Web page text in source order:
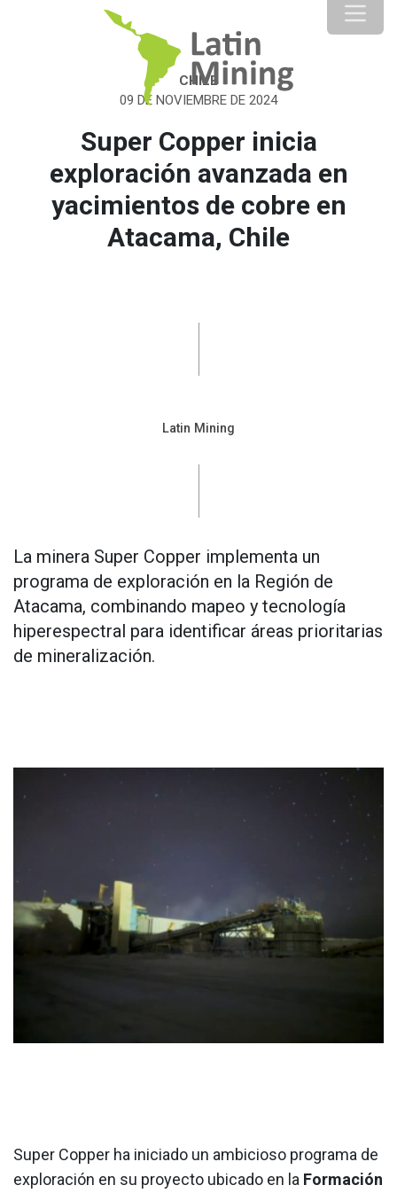
CHILE
09 DE NOVIEMBRE DE 2024
Super Copper inicia
exploración avanzada en
yacimientos de cobre en
Atacama, Chile
Latin Mining
La minera Super Copper implementa un
programa de exploración en la Región de
Atacama, combinando mapeo y tecnología
hiperespectral para identificar áreas prioritarias
de mineralización.
Super Copper ha iniciado un ambicioso programa de
exploración en su proyecto ubicado en la Formación